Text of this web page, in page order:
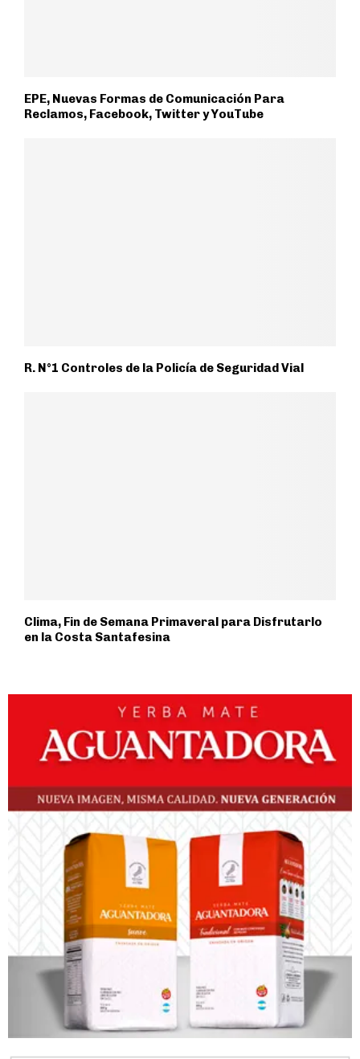
EPE, Nuevas Formas de Comunicación Para
Reclamos, Facebook, Twitter y YouTube
R. N°1 Controles de la Policía de Seguridad Vial
Clima, Fin de Semana Primaveral para Disfrutarlo
en la Costa Santafesina